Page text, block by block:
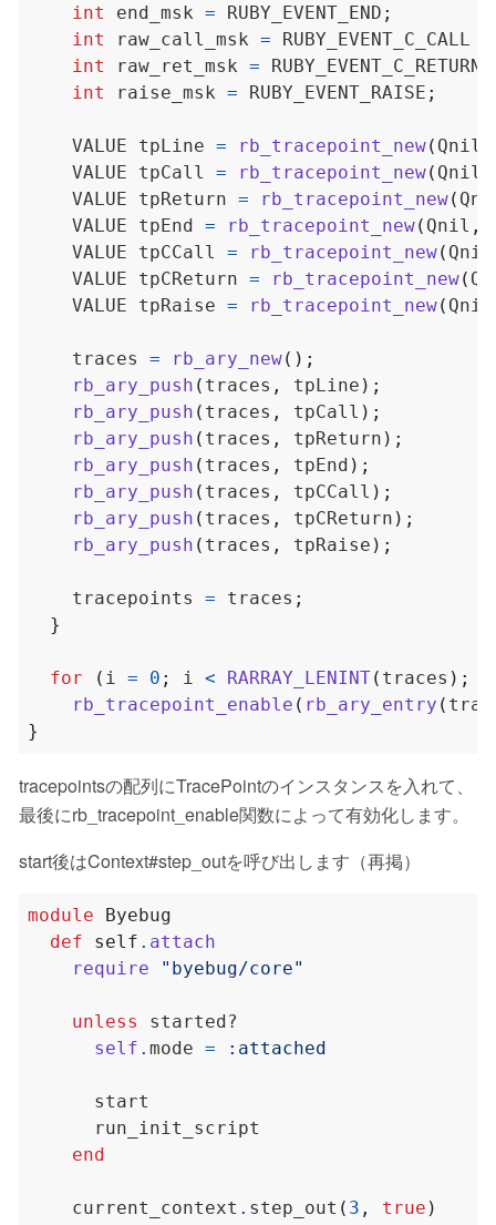
int
end_msk = RUBY_EVENT_END ;
int
raw_call_msk = RUBY_EVENT_C_CALL
int
raw_ret_msk = RUBY_EVENT_C_RETURN
int
raise_msk = RUBY_EVENT_RAISE ;
    VALUE tpLine
= rb_tracepoint_new( Qnil
    VALUE tpCall
= rb_tracepoint_new( Qnil
    VALUE tpReturn
= rb_tracepoint_new(
    VALUE tpEnd
= rb_tracepoint_new( Qnil ,
    VALUE tpCCall
= rb_tracepoint_new( Qnil
    VALUE tpCReturn
= rb_tracepoint_new(
    VALUE tpRaise
= rb_tracepoint_new( Qnil
    traces
= rb_ary_new();
rb_ary_push ( traces , tpLine );
rb_ary_push ( traces , tpCall );
rb_ary_push ( traces , tpReturn );
rb_ary_push ( traces , tpEnd );
rb_ary_push ( traces , tpCCall );
rb_ary_push ( traces , tpCReturn );
rb_ary_push ( traces , tpRaise );
    tracepoints
= traces ;
}
for ( i = 0 ; i < RARRAY_LENINT( traces );
rb_tracepoint_enable ( rb_ary_entry (
}
tracepointsの配列にTracePointのインスタンスを入れて、
最後にrb_tracepoint_enable関数によって有効化します。
start後はContext#step_outを呼び出します（再掲）
module
Byebug
def
self . attach
require
"byebug/core"
unless
self . mode = :attached
end
    current_context
. step_out ( 3 , true )